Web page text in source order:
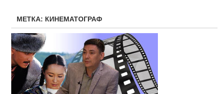
МЕТКА: КИНЕМАТОГРАФ